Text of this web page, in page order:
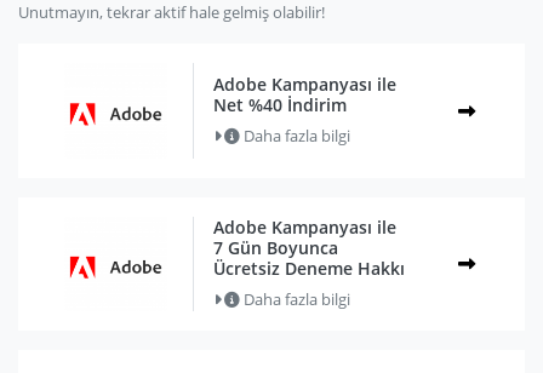
Unutmayın, tekrar aktif hale gelmiş olabilir!
Adobe Kampanyası ile
Net %40 İndirim
Daha fazla bilgi
Adobe Kampanyası ile
7 Gün Boyunca
Ücretsiz Deneme Hakkı
Daha fazla bilgi